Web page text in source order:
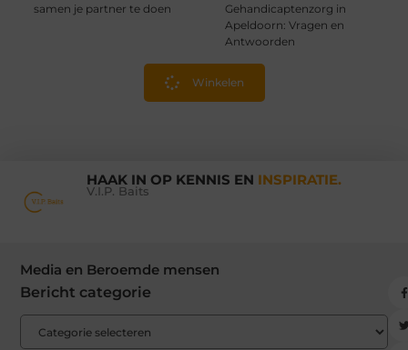
samen je partner te doen
Gehandicaptenzorg in
Apeldoorn: Vragen en
Antwoorden
Winkelen
HAAK IN OP KENNIS EN INSPIRATIE.
V.I.P. Baits
Media en Beroemde mensen
Bericht categorie